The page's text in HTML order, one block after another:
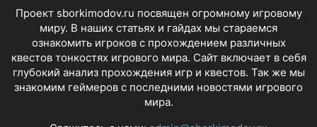
Проект sborkimodov.ru посвящен огромному игровому
миру. В наших статьях и гайдах мы стараемся
ознакомить игроков с прохождением различных
квестов тонкостях игрового мира. Сайт включает в себя
глубокий анализ прохождения игр и квестов. Так же мы
знакомим геймеров с последними новостями игрового
мира.